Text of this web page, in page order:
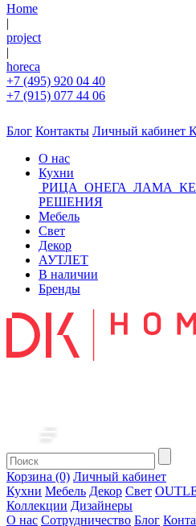
Home
|
project
|
horeca
+7 (495) 920 04 40
+7 (915) 077 44 06
Блог Контакты Личный кабинет
О нас
Кухни
РИЦА ОНЕГА ЛАМА
РЕШЕНИЯ
Мебель
Свет
Декор
АУТЛЕТ
В наличии
Бренды
Корзина (0) Личный кабинет
Кухни Мебель Декор Свет
Коллекции Дизайнеры
О нас Сотрудничество Блог